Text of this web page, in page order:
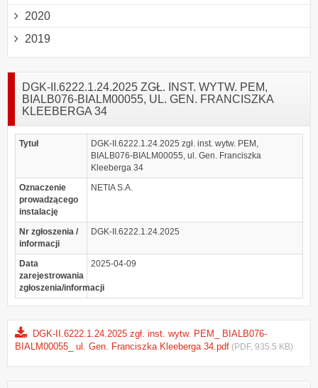
2020
2019
DGK-II.6222.1.24.2025 ZGŁ. INST. WYTW. PEM,
BIALB076-BIALM00055, UL. GEN. FRANCISZKA
KLEEBERGA 34
Tytuł
DGK-II.6222.1.24.2025 zgł. inst. wytw. PEM,
BIALB076-BIALM00055, ul. Gen. Franciszka
Kleeberga 34
Oznaczenie
prowadzącego
instalację
NETIA S.A.
Nr zgłoszenia /
informacji
DGK-II.6222.1.24.2025
Data
zarejestrowania
zgłoszenia/informacji
2025-04-09
DGK-II.6222.1.24.2025 zgł. inst. wytw. PEM_ BIALB076-
BIALM00055_ ul. Gen. Franciszka Kleeberga 34.pdf (PDF, 935.5 KB)